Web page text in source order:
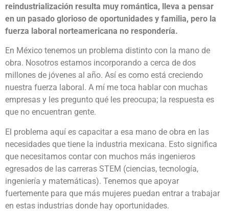
reindustrialización resulta muy romántica, lleva a pensar
en un pasado glorioso de oportunidades y familia, pero la
fuerza laboral norteamericana no respondería.
En México tenemos un problema distinto con la mano de
obra. Nosotros estamos incorporando a cerca de dos
millones de jóvenes al año. Así es como está creciendo
nuestra fuerza laboral. A mí me toca hablar con muchas
empresas y les pregunto qué les preocupa; la respuesta es
que no encuentran gente.
El problema aquí es capacitar a esa mano de obra en las
necesidades que tiene la industria mexicana. Esto significa
que necesitamos contar con muchos más ingenieros
egresados de las carreras STEM (ciencias, tecnología,
ingeniería y matemáticas). Tenemos que apoyar
fuertemente para que más mujeres puedan entrar a trabajar
en estas industrias donde hay oportunidades.